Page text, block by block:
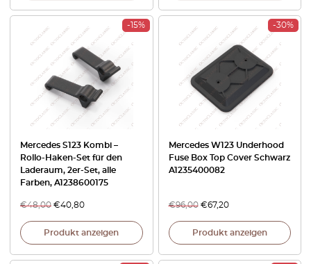
-15%
Mercedes S123 Kombi –
Rollo-Haken-Set für den
Laderaum, 2er-Set, alle
Farben, A1238600175
€48,00 €40,80
Produkt anzeigen
-30%
Mercedes W123 Underhood
Fuse Box Top Cover Schwarz
A1235400082
€96,00 €67,20
Produkt anzeigen